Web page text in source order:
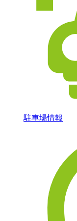
駐車場情報